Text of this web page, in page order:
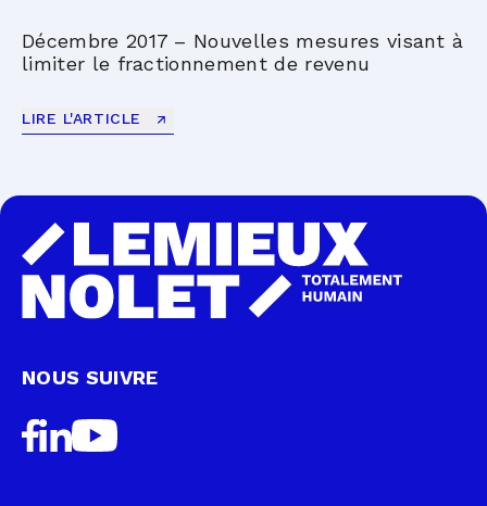
Décembre 2017 – Nouvelles mesures visant à
limiter le fractionnement de revenu
LIRE L'ARTICLE
NOUS SUIVRE